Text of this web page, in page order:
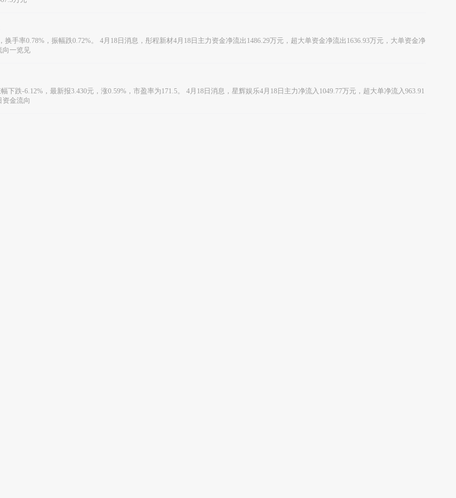
换手率0.78%，振幅跌0.72%。 4月18日消息，彤程新材4月18日主力资金净流出1486.29万元，超大单资金净流出1636.93万元，大单资金净
向一览见
下跌-6.12%，最新报3.430元，涨0.59%，市盈率为171.5。 4月18日消息，星辉娱乐4月18日主力净流入1049.77万元，超大单净流入963.91
资金流向